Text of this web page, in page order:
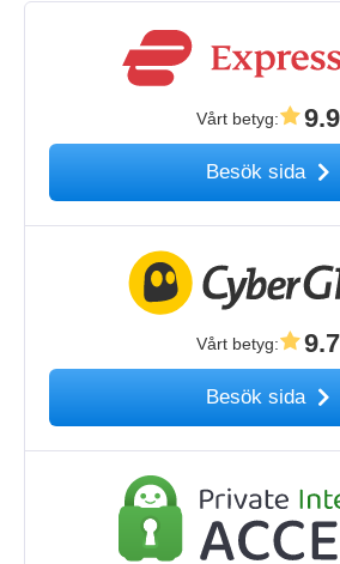
Vårt betyg: 9.9
Besök sida
Vårt betyg: 9.7
Besök sida